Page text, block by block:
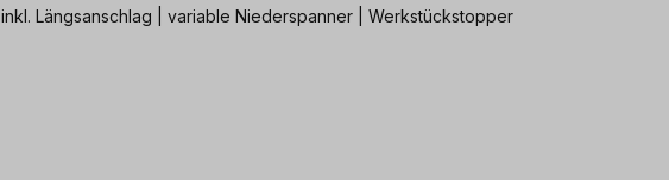
universeller Einsatz mit Ständerbohrmaschinen | inkl. Längsanschlag | variable Niederspanner | Werkstückstopper